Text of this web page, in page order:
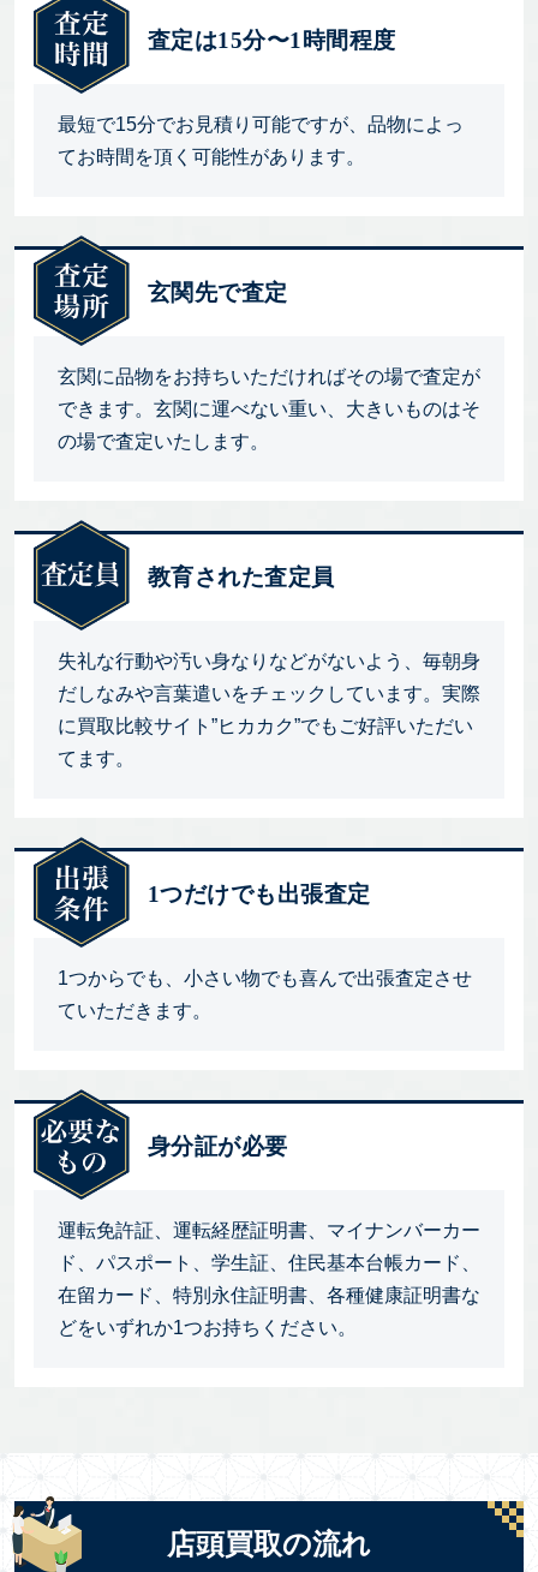
査定は15分〜1時間程度
最短で15分でお見積り可能ですが、品物によっ
てお時間を頂く可能性があります。
玄関先で査定
玄関に品物をお持ちいただければその場で査定が
できます。玄関に運べない重い、大きいものはそ
の場で査定いたします。
教育された査定員
失礼な行動や汚い身なりなどがないよう、毎朝身
だしなみや言葉遣いをチェックしています。実際
に買取比較サイト”ヒカカク”でもご好評いただい
てます。
1つだけでも出張査定
1つからでも、小さい物でも喜んで出張査定させ
ていただきます。
身分証が必要
運転免許証、運転経歴証明書、マイナンバーカー
ド、パスポート、学生証、住民基本台帳カード、
在留カード、特別永住証明書、各種健康証明書な
どをいずれか1つお持ちください。
店頭買取の流れ